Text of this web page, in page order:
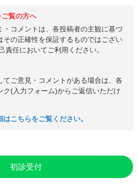
ご覧の方へ
・コメントは、各投稿者の主観に基づ
その正確性を保証するものではござい
責任においてご利用ください。
てご意見・コメントがある場合は、各
ク(入力フォーム)からご返信いただけ
こちらをご覧ください。
初診受付